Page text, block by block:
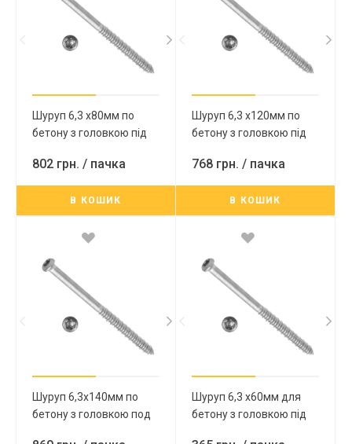
Шуруп 6,3 х80мм по
бетону з головкою під
802 грн. / пачка
В КОШИК
Шуруп 6,3 х120мм по
бетону з головкою під
768 грн. / пачка
В КОШИК
Шуруп 6,3х140мм по
бетону з головкою под
Шуруп 6,3 х60мм для
бетону з головкою під